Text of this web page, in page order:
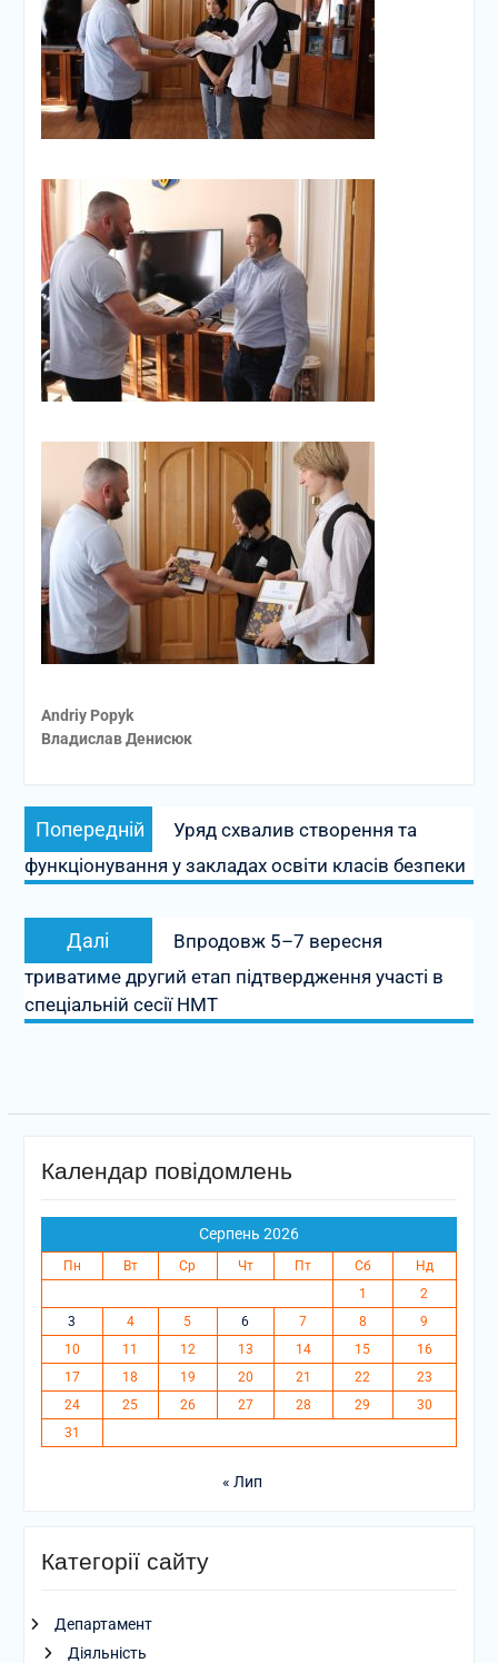
Andriy Popyk
Владислав Денисюк
Навігація
записів
Попередній
запис:
Уряд схвалив створення та
функціонування у закладах освіти класів безпеки
Далі
запис:
Впродовж 5–7 вересня
триватиме другий етап підтвердження участі в
спеціальній сесії НМТ
Календар повідомлень
Серпень 2026
Пн Вт Ср Чт Пт Сб
Нд
1
2
3
4 5 6 7 8
9
10
11 12 13 14 15
16
17
18 19 20 21 22
23
24
25 26 27 28 29
30
31
« Лип
Категорії сайту
Департамент
Діяльність